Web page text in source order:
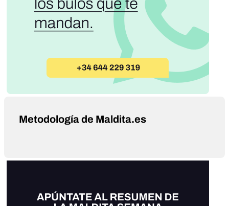
Metodología de Maldita.es